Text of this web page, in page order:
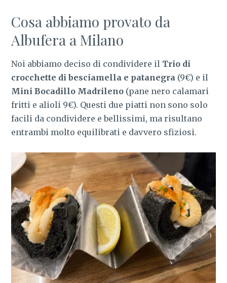
Cosa abbiamo provato da
Albufera a Milano
Noi abbiamo deciso di condividere il Trio di
crocchette di besciamella e patanegra (9€) e il
Mini Bocadillo Madrileno (pane nero calamari
fritti e alioli 9€). Questi due piatti non sono solo
facili da condividere e bellissimi, ma risultano
entrambi molto equilibrati e davvero sfiziosi.